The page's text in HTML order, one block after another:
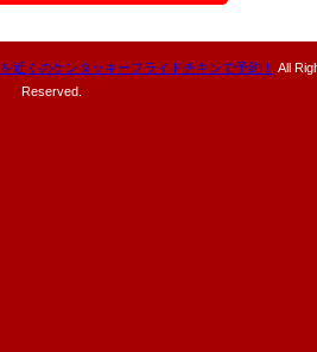
近くのケンタッキーフライドチキンで予約！
All
Reserved.